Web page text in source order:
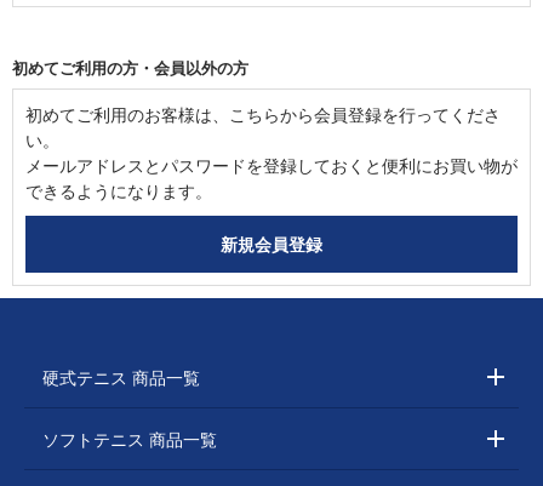
初めてご利用の方・会員以外の方
初めてご利用のお客様は、こちらから会員登録を行ってくださ
い。
メールアドレスとパスワードを登録しておくと便利にお買い物が
できるようになります。
硬式テニス 商品一覧
ソフトテニス 商品一覧